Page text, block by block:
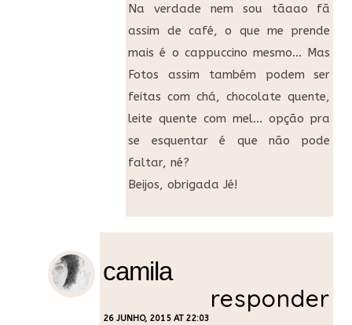
Na verdade nem sou tãaao fã
assim de café, o que me prende
mais é o cappuccino mesmo… Mas
Fotos assim também podem ser
feitas com chá, chocolate quente,
leite quente com mel… opção pra
se esquentar é que não pode
faltar, né?
Beijos, obrigada Jé!
camila
26 JUNHO, 2015 AT 22:03
responder